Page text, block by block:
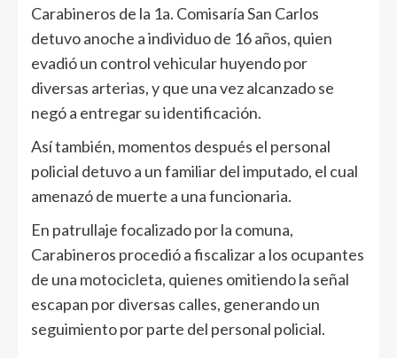
Carabineros de la 1a. Comisaría San Carlos
detuvo anoche a individuo de 16 años, quien
evadió un control vehicular huyendo por
diversas arterias, y que una vez alcanzado se
negó a entregar su identificación.
Así también, momentos después el personal
policial detuvo a un familiar del imputado, el cual
amenazó de muerte a una funcionaria.
En patrullaje focalizado por la comuna,
Carabineros procedió a fiscalizar a los ocupantes
de una motocicleta, quienes omitiendo la señal
escapan por diversas calles, generando un
seguimiento por parte del personal policial.